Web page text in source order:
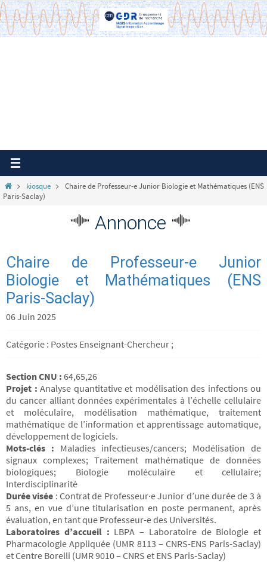
Passer
vers
le
Homekiosque
Chaire de Professeur-e Junior Biologie et Mathématiques (ENS
Paris-Saclay)
Annonce
Chaire de Professeur-e Junior
Biologie et Mathématiques (ENS
Paris-Saclay)
06 Juin 2025
Catégorie : Postes Enseignant-Chercheur ;
Section CNU : 64,65,26
Projet : Analyse quantitative et modélisation des infections ou
du cancer alliant données expérimentales à l’échelle cellulaire
et moléculaire, modélisation mathématique, traitement
mathématique de l’information et apprentissage automatique,
développement de logiciels.
Mots-clés : Maladies infectieuses/cancers; Modélisation de
signaux complexes; Traitement mathématique de données
biologiques; Biologie moléculaire et cellulaire;
Interdisciplinarité
Durée visée : Contrat de Professeur·e Junior d’une durée de 3 à
5 ans, en vue d’une titularisation en poste permanent, après
évaluation, en tant que Professeur-e des Universités.
Laboratoires d’accueil : LBPA – Laboratoire de Biologie et
Pharmacologie Appliquée (UMR 8113 – CNRS-ENS Paris-Saclay)
et Centre Borelli (UMR 9010 – CNRS et ENS Paris-Saclay)